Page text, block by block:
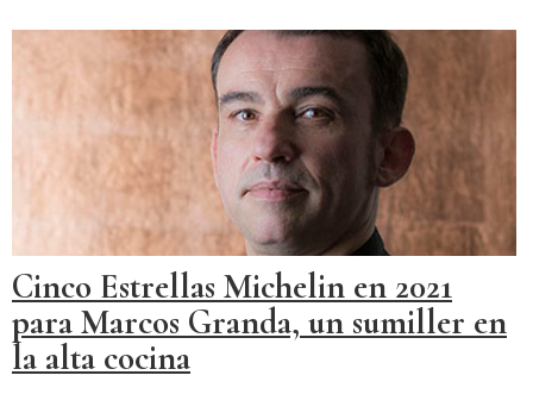
Cinco Estrellas Michelin en 2021
para Marcos Granda, un sumiller en
la alta cocina